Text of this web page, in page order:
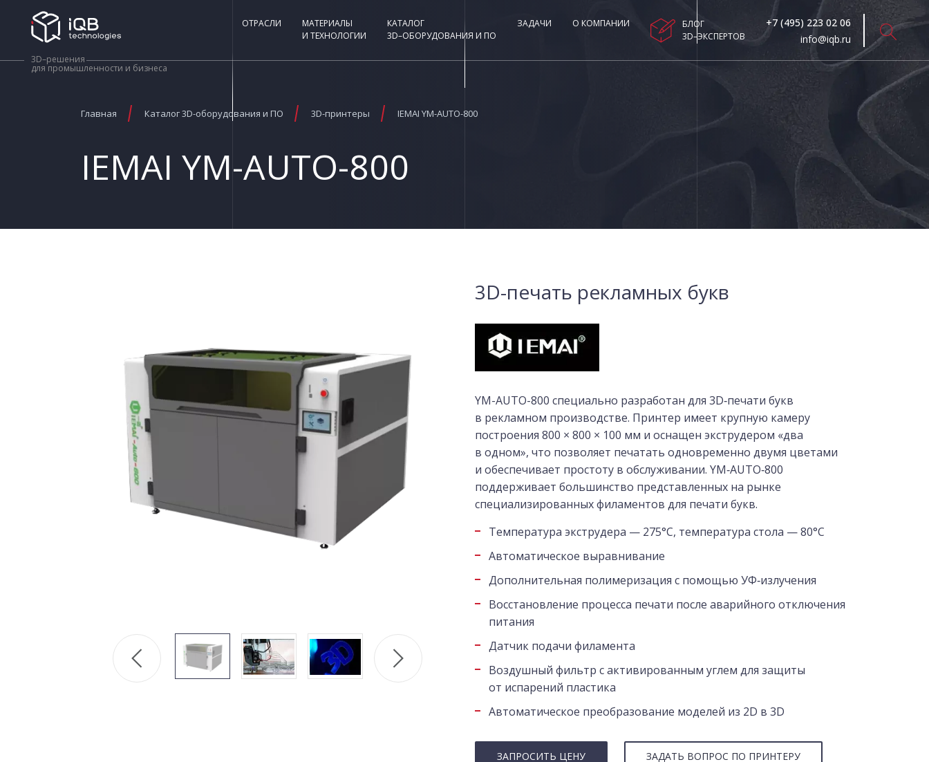
3D–решения
для промышленности и бизнеса
ОТРАСЛИ
МАТЕРИАЛЫ
И ТЕХНОЛОГИИ
КАТАЛОГ
3D–ОБОРУДОВАНИЯ И ПО
ЗАДАЧИ О КОМПАНИИ
БЛОГ
3D–ЭКСПЕРТОВ
+7 (495) 223 02 06
info@iqb.ru
Главная Каталог 3D-оборудования и ПО 3D-принтеры IEMAI YM-AUTO-800
IEMAI YM-AUTO-800
3D-печать рекламных букв
YM-AUTO-800 специально разработан для 3D‑печати букв
в рекламном производстве. Принтер имеет крупную камеру
построения 800 × 800 × 100 мм и оснащен экструдером «два
в одном», что позволяет печатать одновременно двумя цветами
и обеспечивает простоту в обслуживании. YM‑AUTO‑800
поддерживает большинство представленных на рынке
специализированных филаментов для печати букв.
Температура экструдера — 275°C, температура стола — 80°C
Автоматическое выравнивание
Дополнительная полимеризация с помощью УФ‑излучения
Восстановление процесса печати после аварийного отключения
питания
Датчик подачи филамента
Воздушный фильтр с активированным углем для защиты
от испарений пластика
Автоматическое преобразование моделей из 2D в 3D
ЗАПРОСИТЬ ЦЕНУ ЗАДАТЬ ВОПРОС ПО ПРИНТЕРУ